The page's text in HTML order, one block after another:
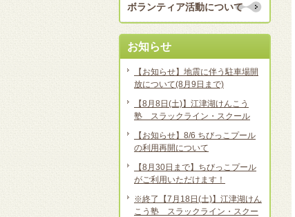
ボランティア活動について
お知らせ
【お知らせ】地震に伴う駐車場開
放について(8月9日まで)
【8月8日(土)】江津湖けんこう
塾 スラックライン・スクール
【お知らせ】8/6 ちびっこプール
の利用再開について
【8月30日まで】ちびっこプール
がご利用いただけます！
※終了【7月18日(土)】江津湖けん
こう塾 スラックライン・スクー